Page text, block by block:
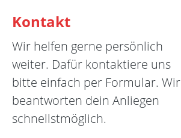
Kontakt
Wir helfen gerne persönlich
weiter. Dafür kontaktiere uns
bitte einfach per Formular. Wir
beantworten dein Anliegen
schnellstmöglich.